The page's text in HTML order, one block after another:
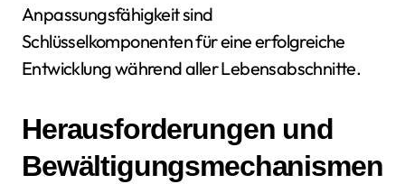
Anpassungsfähigkeit sind
Schlüsselkomponenten für eine erfolgreiche
Entwicklung während aller Lebensabschnitte.
Herausforderungen und
Bewältigungsmechanismen